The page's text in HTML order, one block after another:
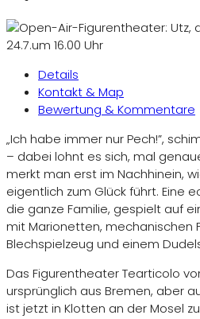
Details
Kontakt & Map
Bewertung & Kommentare
„Ich habe immer nur Pech!”,
– dabei lohnt es sich, mal
merkt man erst im Nachhinein,
eigentlich zum Glück führt. Eine
die ganze Familie, gespielt auf
mit Marionetten, mechanischen
Blechspielzeug und einem
Das Figurentheater Tearticolo
ursprünglich aus Bremen, aber
ist jetzt in Klotten an der Mosel